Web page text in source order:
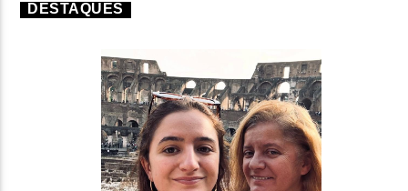
DESTAQUES